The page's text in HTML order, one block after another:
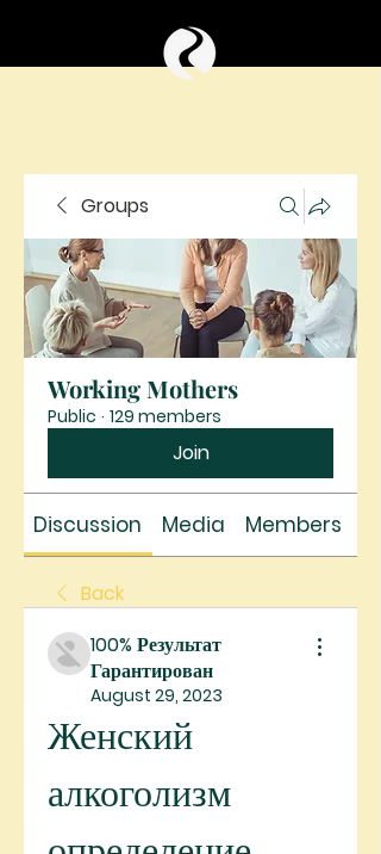
Groups
Working Mothers
Public · 129 members
Join
Discussion Media Members
Back
100% Результат
Гарантирован
August 29, 2023
Женский
алкоголизм